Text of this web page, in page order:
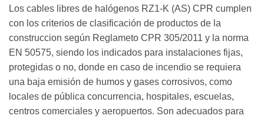
Los cables libres de halógenos RZ1-K (AS) CPR cumplen
con los criterios de clasificación de productos de la
construccion según Reglameto CPR 305/2011 y la norma
EN 50575, siendo los indicados para instalaciones fijas,
protegidas o no, donde en caso de incendio se requiera
una baja emisión de humos y gases corrosivos, como
locales de pública concurrencia, hospitales, escuelas,
centros comerciales y aeropuertos. Son adecuados para